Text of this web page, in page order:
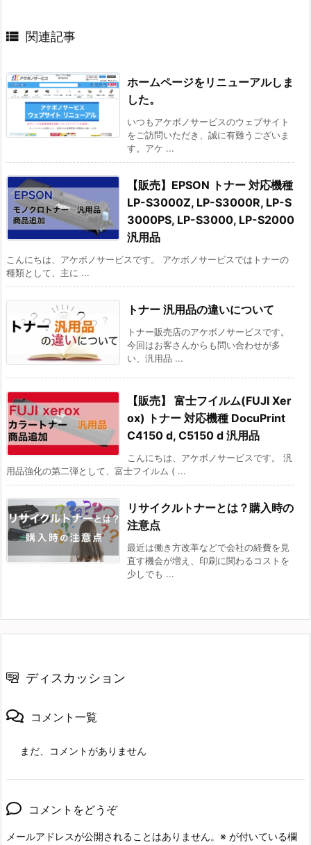
 関連記事
ホームページをリニューアルしま
した。
いつもアケボノサービスのウェブサイト
をご訪問いただき、誠に有難うございま
す。アケ ...
【販売】EPSON トナー 対応機種
LP-S3000Z, LP-S3000R, LP-S
3000PS, LP-S3000, LP-S2000
汎用品
こんにちは、アケボノサービスです。 アケボノサービスではトナーの
種類として、主に ...
トナー 汎用品の違いについて
トナー販売店のアケボノサービスです。
今回はお客さんからも問い合わせが多
い、汎用品 ...
【販売】 富士フイルム(FUJI Xer
ox) トナー 対応機種 DocuPrint
C4150 d, C5150 d 汎用品
こんにちは、アケボノサービスです。 汎
用品強化の第二弾として、富士フイルム ( ...
リサイクルトナーとは？購入時の
注意点
最近は働き方改革などで会社の経費を見
直す機会が増え、印刷に関わるコストを
少しでも ...
ディスカッション
コメント一覧
まだ、コメントがありません
コメントをどうぞ
メールアドレスが公開されることはありません。 ※ が付いている欄